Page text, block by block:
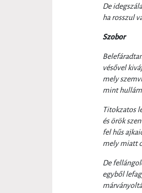
De
ha rosszul
Szobor
vésővel
mely
mint
Titokzatos
és örök
fel hűs
mely miatt
De
egyből